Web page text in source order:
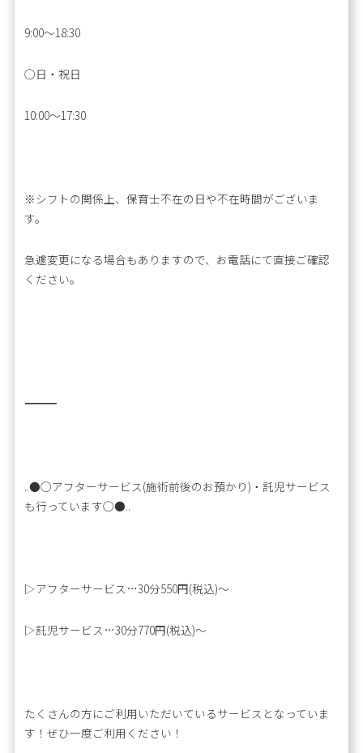
9:00～18:30
◯日・祝日
10:00～17:30
※シフトの関係上、保育士不在の日や不在時間がございま
す。
急遽変更になる場合もありますので、お電話にて直接ご確認
ください。
―――――――――――――――――――――――――
..●◯アフターサービス(施術前後のお預かり)・託児サービス
も行っています◯●..
▷アフターサービス…30分550円(税込)～
▷託児サービス…30分770円(税込)～
たくさんの方にご利用いただいているサービスとなっていま
す！ぜひ一度ご利用ください！